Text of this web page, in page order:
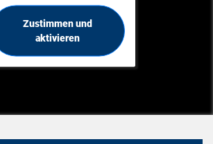
Zustimmen und
aktivieren